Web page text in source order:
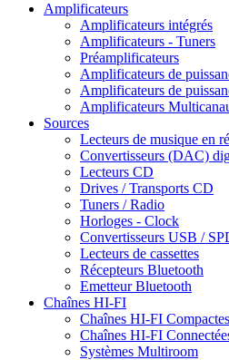
Amplificateurs
Amplificateurs intégrés
Amplificateurs - Tuners
Préamplificateurs
Amplificateurs de
Amplificateurs de
Amplificateurs
Sources
Lecteurs de musique en
Convertisseurs (DAC)
Lecteurs CD
Drives / Transports CD
Tuners / Radio
Horloges - Clock
Convertisseurs USB /
Lecteurs de cassettes
Récepteurs Bluetooth
Emetteur Bluetooth
Chaînes HI-FI
Chaînes HI-FI Compactes
Chaînes HI-FI
Systèmes Multiroom